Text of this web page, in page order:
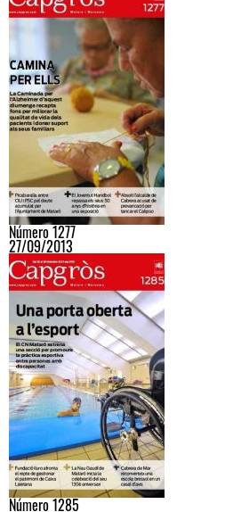
Número 1277
27/09/2013
Número 1285